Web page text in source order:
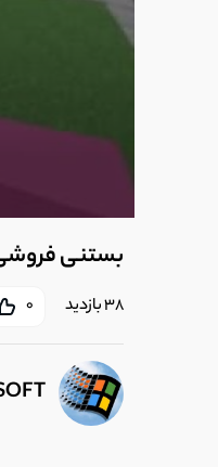
بستنی فروشی
0 38 بازدید